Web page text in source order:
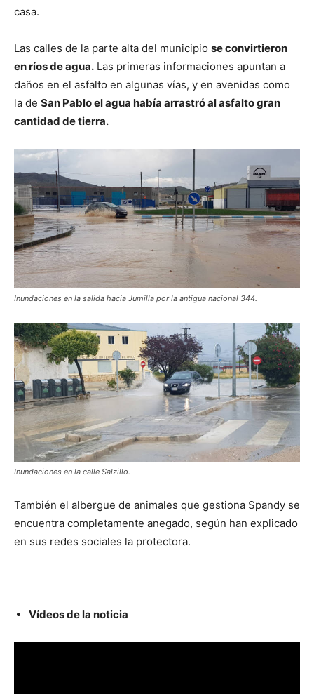
casa.
Las calles de la parte alta del municipio se convirtieron
en ríos de agua. Las primeras informaciones apuntan a
daños en el asfalto en algunas vías, y en avenidas como
la de San Pablo el agua había arrastró al asfalto gran
cantidad de tierra.
Inundaciones en la salida hacia Jumilla por la antigua nacional 344.
Inundaciones en la calle Salzillo.
También el albergue de animales que gestiona Spandy se
encuentra completamente anegado, según han explicado
en sus redes sociales la protectora.
Vídeos de la noticia